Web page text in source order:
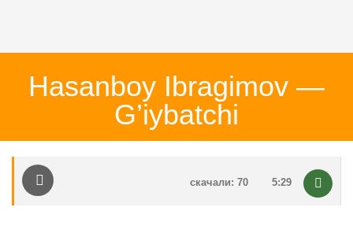
Hasanboy Ibragimov —
G’iybatchi
5:29
скачали: 70